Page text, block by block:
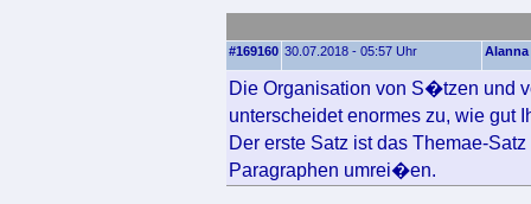
#169160 30.07.2018 - 05:57 Uhr Alanna
Die Organisation von S�tzen und
unterscheidet enormes zu, wie
Der erste Satz ist das Themae-
Paragraphen umrei�en.